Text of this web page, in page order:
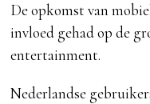
De opkomst van
invloed gehad op de
entertainment.
Nederlandse